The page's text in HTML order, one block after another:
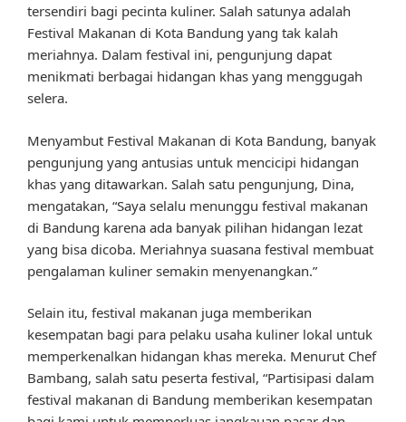
tersendiri bagi pecinta kuliner. Salah satunya adalah
Festival Makanan di Kota Bandung yang tak kalah
meriahnya. Dalam festival ini, pengunjung dapat
menikmati berbagai hidangan khas yang menggugah
selera.
Menyambut Festival Makanan di Kota Bandung, banyak
pengunjung yang antusias untuk mencicipi hidangan
khas yang ditawarkan. Salah satu pengunjung, Dina,
mengatakan, “Saya selalu menunggu festival makanan
di Bandung karena ada banyak pilihan hidangan lezat
yang bisa dicoba. Meriahnya suasana festival membuat
pengalaman kuliner semakin menyenangkan.”
Selain itu, festival makanan juga memberikan
kesempatan bagi para pelaku usaha kuliner lokal untuk
memperkenalkan hidangan khas mereka. Menurut Chef
Bambang, salah satu peserta festival, “Partisipasi dalam
festival makanan di Bandung memberikan kesempatan